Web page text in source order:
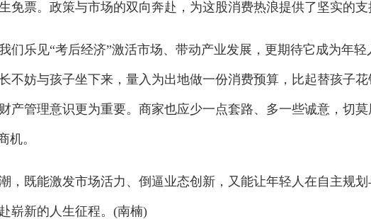
免票。政策与市场的双向奔赴，为这股消费热浪提供了坚实的支
乐见“考后经济”激活市场、带动产业发展，更期待它成为年轻
不妨与孩子坐下来，量入为出地做一份消费预算，比起替孩子花
产管理意识更为重要。商家也应少一点套路、多一些诚意，切莫
机。
既能激发市场活力、倒逼业态创新，又能让年轻人在自主规划
崭新的人生征程。(南楠)